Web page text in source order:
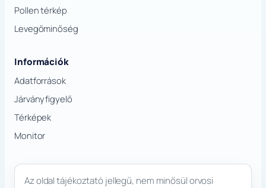
Pollen térkép
Levegőminőség
Információk
Adatforrások
Járványfigyelő
Térképek
Monitor
Az oldal tájékoztató jellegű, nem minősül orvosi